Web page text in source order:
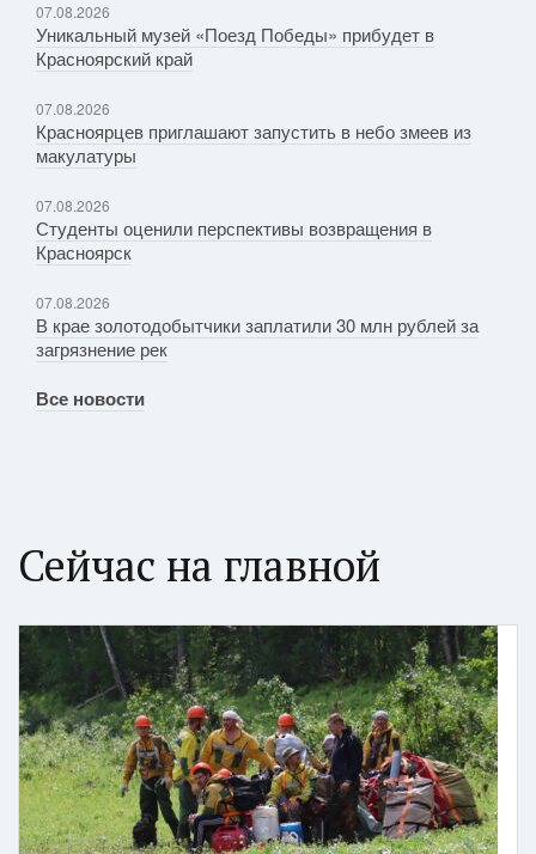
07.08.2026
Уникальный музей «Поезд Победы» прибудет в
Красноярский край
07.08.2026
Красноярцев приглашают запустить в небо змеев из
макулатуры
07.08.2026
Студенты оценили перспективы возвращения в
Красноярск
07.08.2026
В крае золотодобытчики заплатили 30 млн рублей за
загрязнение рек
Все новости
Сейчас на главной